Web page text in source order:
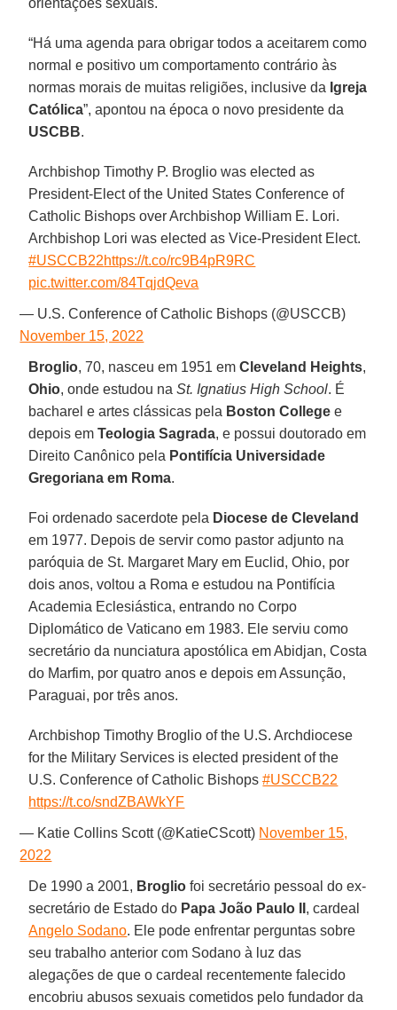
“Há uma agenda para obrigar todos a aceitarem como
normal e positivo um comportamento contrário às
normas morais de muitas religiões, inclusive da Igreja
Católica”, apontou na época o novo presidente da
USCBB.
Archbishop Timothy P. Broglio was elected as
President-Elect of the United States Conference of
Catholic Bishops over Archbishop William E. Lori.
Archbishop Lori was elected as Vice-President Elect.
#USCCB22https://t.co/rc9B4pR9RC
pic.twitter.com/84TqjdQeva
— U.S. Conference of Catholic Bishops (@USCCB)
November 15, 2022
Broglio, 70, nasceu em 1951 emCleveland Heights,
Ohio, onde estudou naSt. Ignatius High School. É
bacharel e artes clássicas pela Boston College e
depois emTeologia Sagrada, e possui doutorado em
Direito Canônico pela Pontifícia Universidade
Gregoriana em Roma.
Foi ordenado sacerdote pela Diocese de Cleveland
em 1977. Depois de servir como pastor adjunto na
paróquia de St. Margaret Mary em Euclid, Ohio, por
dois anos, voltou a Roma e estudou na Pontifícia
Academia Eclesiástica, entrando no Corpo
Diplomático de Vaticano em 1983. Ele serviu como
secretário da nunciatura apostólica em Abidjan, Costa
do Marfim, por quatro anos e depois em Assunção,
Paraguai, por três anos.
Archbishop Timothy Broglio of the U.S. Archdiocese
for the Military Services is elected president of the
U.S. Conference of Catholic Bishops#USCCB22
https://t.co/sndZBAWkYF
— Katie Collins Scott (@KatieCScott) November 15,
2022
De 1990 a 2001, Broglio foi secretário pessoal do ex-
secretário de Estado do Papa João Paulo II , cardeal
Angelo Sodano. Ele pode enfrentar perguntas sobre
seu trabalho anterior com Sodano à luz das
alegações de que o cardeal recentemente falecido
encobriu abusos sexuais cometidos pelo fundador da